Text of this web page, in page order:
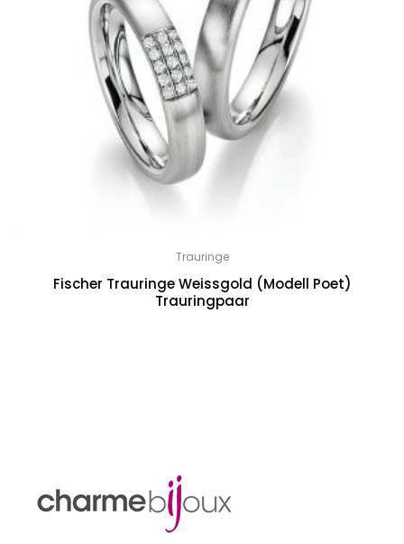
Trauringe
Fischer Trauringe Weissgold (Modell Poet)
Trauringpaar